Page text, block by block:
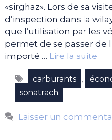
«sirghaz». Lors de sa
d’inspection dans la
que l’utilisation par les
permet de se passer de
importé … Lire la suite
Étiquettes
carburants ,
sonatrach
Laisser un